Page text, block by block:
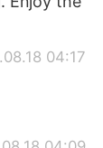
04:17